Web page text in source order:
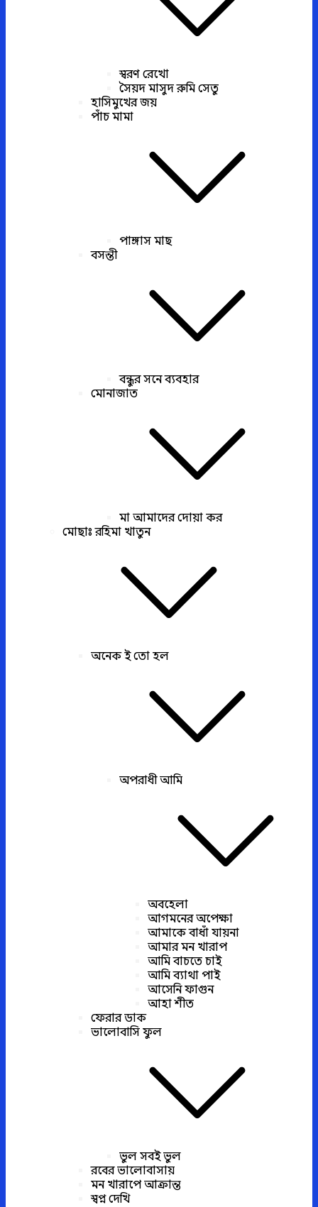
স্বরণ রেখো
সৈয়দ মাসুদ রুমি সেতু
হাসিমুখের জয়
পাঁচ মামা
পাঙ্গাস মাছ
বসন্তী
বন্ধুর সনে ব্যবহার
মোনাজাত
মা আমাদের দোয়া কর
মোছাঃ রহিমা খাতুন
অনেক ই তো হল
অপরাধী আমি
অবহেলা
আগমনের অপেক্ষা
আমাকে বাধাঁ যায়না
আমার মন খারাপ
আমি বাচতে চাই
আমি ব্যাথা পাই
আসেনি ফাগুন
আহা শীত
ফেরার ডাক
ভালোবাসি ফুল
ভুল সবই ভুল
রবের ভালোবাসায়
মন খারাপে আক্রান্ত
স্বপ্ন দেখি